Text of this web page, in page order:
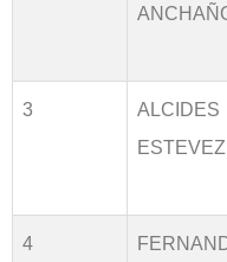
3
ALCIDES
ESTEVEZ
4